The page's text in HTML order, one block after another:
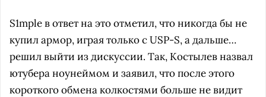
S1mple в ответ на это отметил, что никогда бы не
купил армор, играя только с USP-S, а дальше…
решил выйти из дискуссии. Так, Костылев назвал
ютубера ноунеймом и заявил, что после этого
короткого обмена колкостями больше не видит